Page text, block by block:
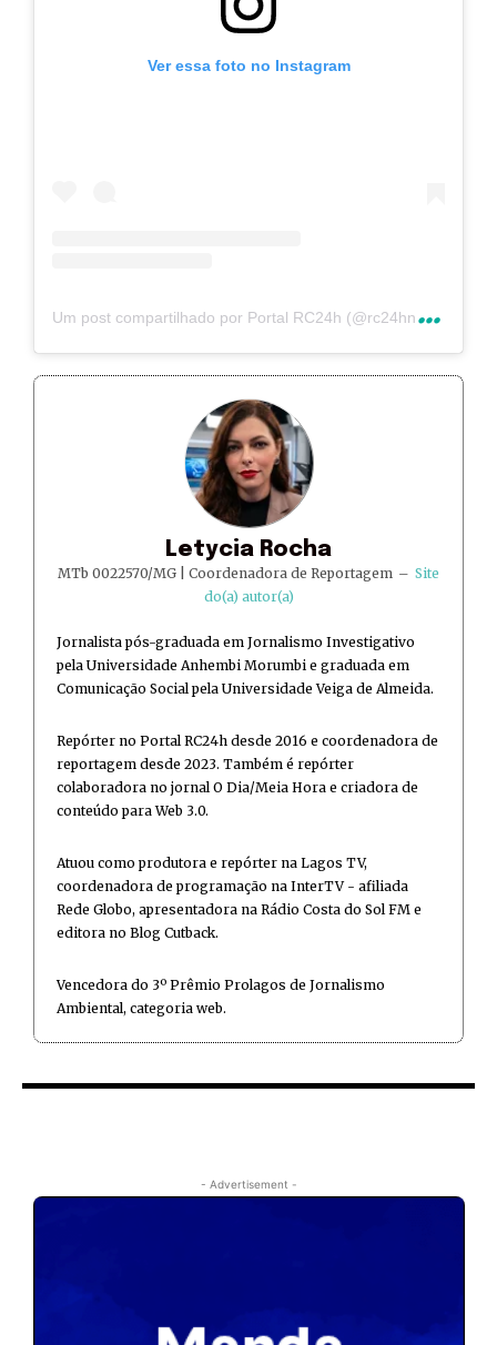
Ver essa foto no Instagram
U
m post compartilhado por Portal RC24h (@rc24hnoticias)
Letycia Rocha
MTb 0022570/MG | Coordenadora de Reportagem – Site
do(a) autor(a)
Jornalista pós-graduada em Jornalismo Investigativo
pela Universidade Anhembi Morumbi e graduada em
Comunicação Social pela Universidade Veiga de Almeida.
Repórter no Portal RC24h desde 2016 e coordenadora de
reportagem desde 2023. Também é repórter
colaboradora no jornal O Dia/Meia Hora e criadora de
conteúdo para Web 3.0.
Atuou como produtora e repórter na Lagos TV,
coordenadora de programação na InterTV - afiliada
Rede Globo, apresentadora na Rádio Costa do Sol FM e
editora no Blog Cutback.
Vencedora do 3º Prêmio Prolagos de Jornalismo
Ambiental, categoria web.
- Advertisement -